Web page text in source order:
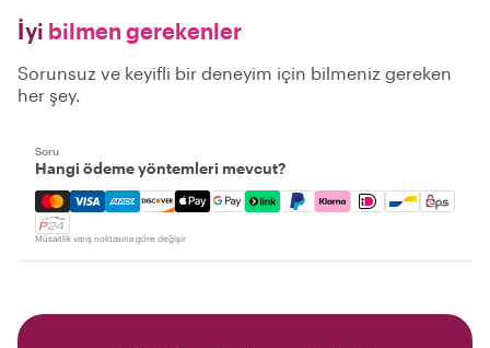
İyi bilmen gerekenler
Sorunsuz ve keyifli bir deneyim için bilmeniz gereken
her şey.
Soru
Hangi ödeme yöntemleri mevcut?
Mastercard, Visa, Amex, Discover, Apple Pay, Google
Müsaitlik varış noktasına göre değişir